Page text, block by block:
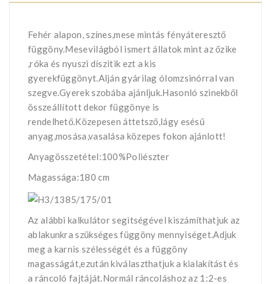
Fehér alapon, színes,mese mintás fényáteresztő
függöny.Mesevilágból ismert állatok mint az őzike
,róka és nyuszi díszitik ezt a kis
gyerekfüggönyt.Alján gyárilag ólomzsinórral van
szegve.Gyerek szobába ajánljuk.Hasonló szinekből
összeállított dekor függönye is
rendelhető.Közepesen áttetsző,lágy esésű
anyag,mosása,vasalása közepes fokon ajánlott!
Anyagösszetétel:100%Poliészter
Magassága:180 cm
Az alábbi kalkulátor segìtségével kiszámíthatjuk az
ablakunkra szükséges függöny mennyiséget.Adjuk
meg a karnis szélességét és a függöny
magasságát,ezután kiválaszthatjuk a kialakítást és
a ráncoló fajtáját.Normál ráncoláshoz az 1:2-es